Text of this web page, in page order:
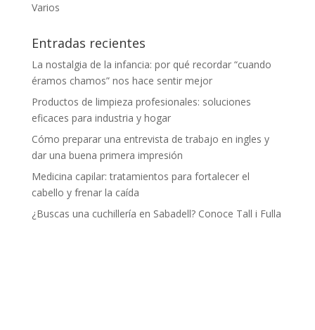
Varios
Entradas recientes
La nostalgia de la infancia: por qué recordar “cuando
éramos chamos” nos hace sentir mejor
Productos de limpieza profesionales: soluciones
eficaces para industria y hogar
Cómo preparar una entrevista de trabajo en ingles y
dar una buena primera impresión
Medicina capilar: tratamientos para fortalecer el
cabello y frenar la caída
¿Buscas una cuchillería en Sabadell? Conoce Tall i Fulla